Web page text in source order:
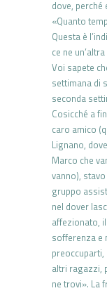
dove,
«Quanto
Questa è
ce ne
Voi sapete
settimana di
seconda
Cosicché a
caro amico
Lignano,
Marco che
vanno),
gruppo
nel dover
affezionato,
sofferenza e
altri ragazzi,
ne trovi». La